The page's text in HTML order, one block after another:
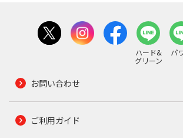
ハード&
グリーン
パ
お問い合わせ
ご利用ガイド